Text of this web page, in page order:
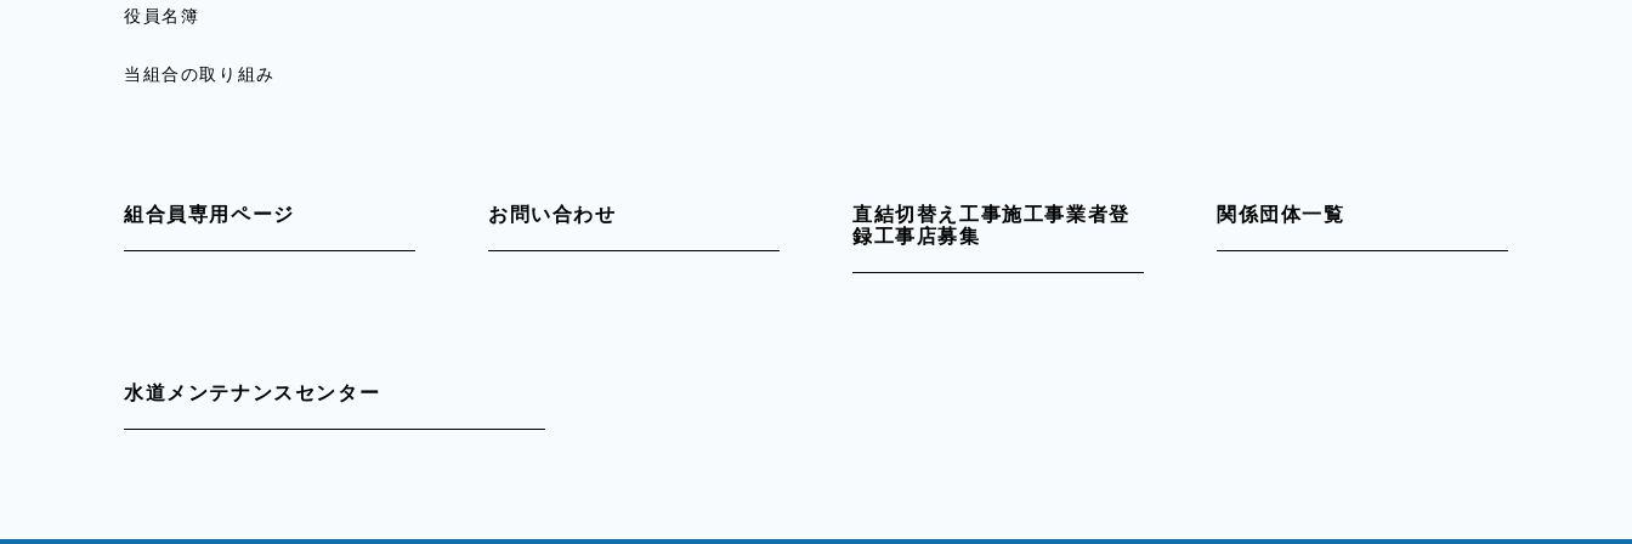
役員名簿
当組合の取り組み
組合員専用ページ お問い合わせ
直結切替え工事施工事業者登
録工事店募集
関係団体一覧
水道メンテナンスセンター